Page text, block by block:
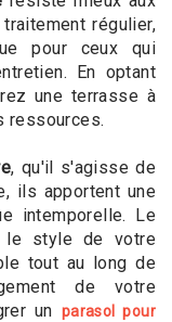
régulier,
pour ceux qui
En optant
une terrasse à
ressources.
, qu'il s'agisse de
ils apportent une
intemporelle. Le
le style de votre
tout au long de
de votre
un parasol pour